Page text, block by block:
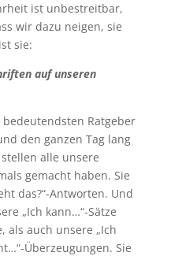
ist unbestreitbar,
wir dazu neigen, sie
sie:
auf unseren
Ratgeber
den ganzen Tag lang
alle unsere
gemacht haben. Sie
das?“-Antworten. Und
„Ich kann…“-Sätze
als auch unsere „Ich
Überzeugungen. Sie